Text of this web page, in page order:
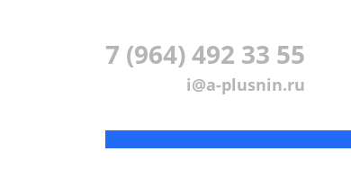
7 (964) 492 33 55
i@a-plusnin.ru